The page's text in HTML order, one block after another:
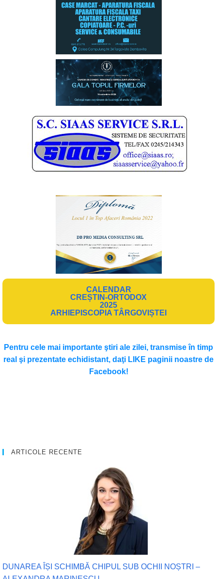
CALENDAR
CREȘTIN-ORTODOX
2025
ARHIEPISCOPIA TÂRGOVIȘTEI
Pentru cele mai importante ştiri ale zilei, transmise în timp
real şi prezentate echidistant, daţi LIKE paginii noastre de
Facebook!
ARTICOLE RECENTE
DUNAREA ÎȘI SCHIMBĂ CHIPUL SUB OCHII NOȘTRI –